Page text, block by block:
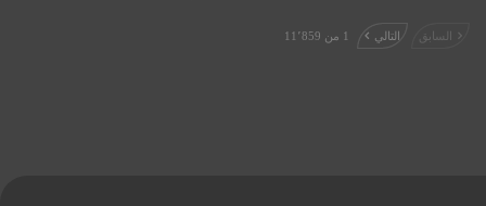
السابق التالي 1 من 11٬859